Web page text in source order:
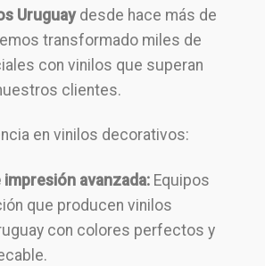
Uruguaydesde hace más de
transformado miles de
con vinilos que superan
clientes.
en vinilos decorativos:
avanzada: Equipos
que producen vinilos
con colores perfectos y